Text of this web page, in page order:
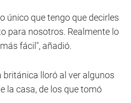
único que tengo que decirles
para nosotros. Realmente lo
fácil", añadió.
británica lloró al ver algunos
la casa, de los que tomó